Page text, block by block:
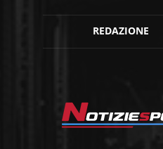
REDAZIONE